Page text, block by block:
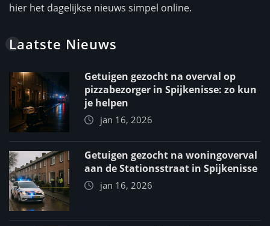
hier het dagelijkse nieuws simpel online.
Laatste Nieuws
Getuigen gezocht na overval op
pizzabezorger in Spijkenisse: zo kun
je helpen
jan 16, 2026
Getuigen gezocht na woningoverval
aan de Stationsstraat in Spijkenisse
jan 16, 2026